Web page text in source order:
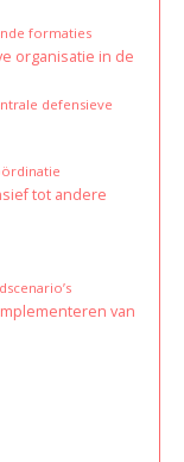
formaties
organisatie in de
defensieve
tot andere
van